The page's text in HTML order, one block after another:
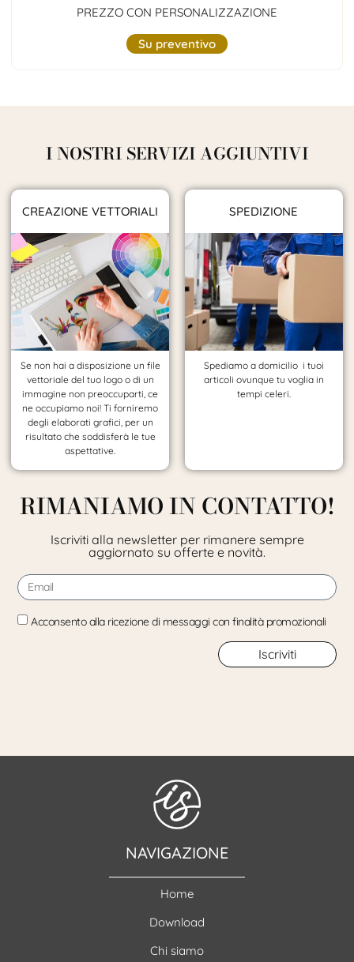
PREZZO CON PERSONALIZZAZIONE
Su preventivo
I NOSTRI SERVIZI AGGIUNTIVI
CREAZIONE VETTORIALI
Se non hai a disposizione un file
vettoriale del tuo logo o di un
immagine non preoccuparti, ce
ne occupiamo noi! Ti forniremo
degli elaborati grafici, per un
risultato che soddisferà le tue
aspettative.
SPEDIZIONE
Spediamo a domicilio i tuoi
articoli ovunque tu voglia in
tempi celeri.
RIMANIAMO IN CONTATTO!
Iscriviti alla newsletter per rimanere sempre
aggiornato su offerte e novità.
Acconsento alla ricezione di messaggi con finalità promozionali
Iscriviti
NAVIGAZIONE
Home
Download
Chi siamo